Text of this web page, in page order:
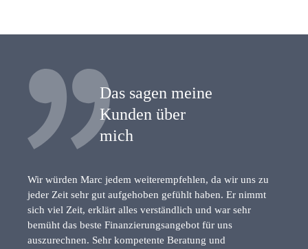
Das sagen meine
Kunden über
mich
Wir würden Marc jedem weiterempfehlen, da wir uns zu
jeder Zeit sehr gut aufgehoben gefühlt haben. Er nimmt
sich viel Zeit, erklärt alles verständlich und war sehr
bemüht das beste Finanzierungsangebot für uns
auszurechnen. Sehr kompetente Beratung und